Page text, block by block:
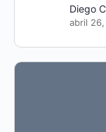
Diego
abril